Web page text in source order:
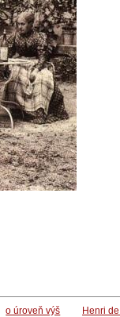
o úroveň výš
Henri